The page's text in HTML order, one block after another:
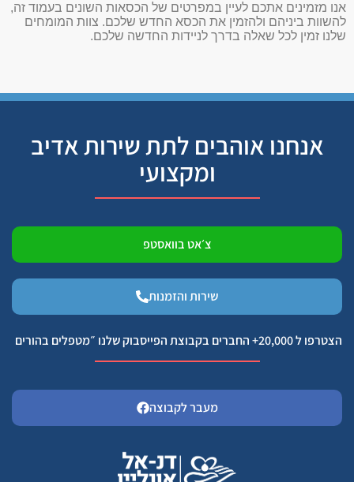
אנו מזמינים אתכם לעיין במפרטים של הכסאות השונים בעמוד זה,
להשוות ביניהם ולהזמין את הכסא החדש שלכם. צוות המומחים
שלנו זמין לכל שאלה בדרך לניידות החדשה שלכם.
אנחנו אוהבים לתת שירות אדיב
ומקצועי
צ׳אט בוואסטפ
שירות והזמנות
הצטרפו ל 20,000+ החברים בקבוצת הפייסבוק שלנו ״מטפלים בהורים
מעבר לקבוצה